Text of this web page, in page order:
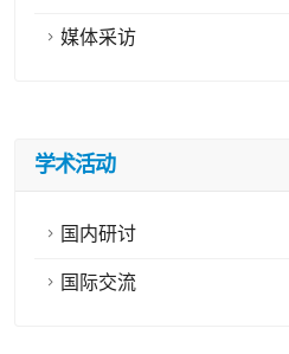
媒体采访
学术活动
国内研讨
国际交流